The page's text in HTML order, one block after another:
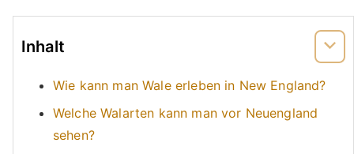
Inhalt
Wie kann man Wale erleben in New England?
Welche Walarten kann man vor Neuengland
sehen?